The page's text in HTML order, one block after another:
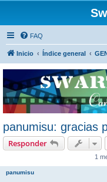
FAQ
Inicio Índice general
panumisu: gracias
Responder
1
panumisu